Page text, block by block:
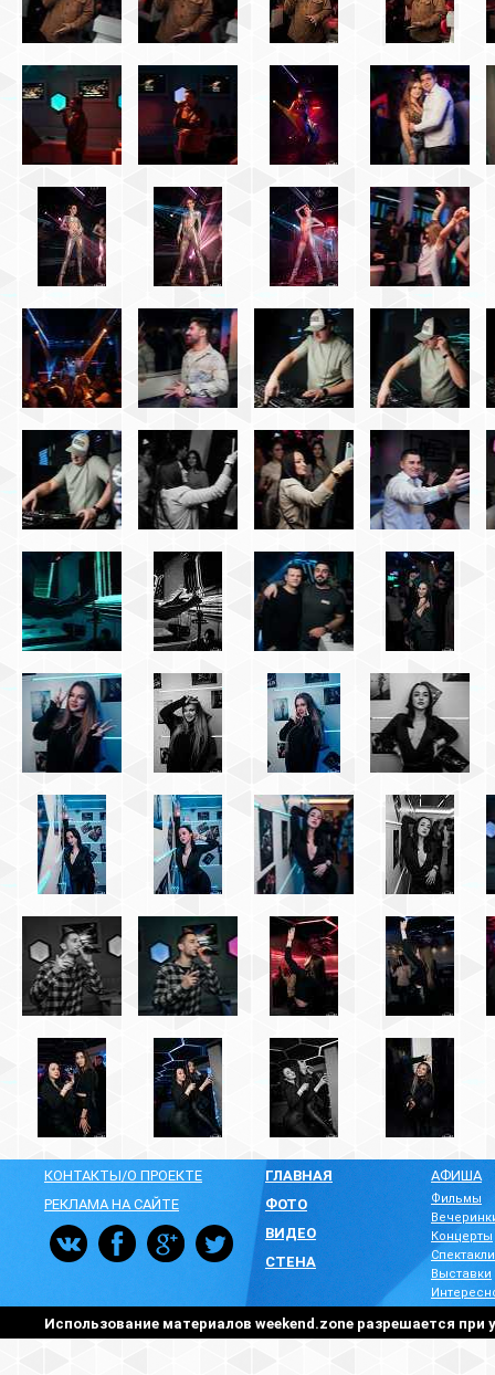
КОНТАКТЫ/О ПРОЕКТЕ
РЕКЛАМА НА САЙТЕ
ГЛАВНАЯ
ФОТО
ВИДЕО
СТЕНА
АФИША
Фильмы
Концерты
Спектакли
Выставки
Использование материалов weekend.zone разрешается